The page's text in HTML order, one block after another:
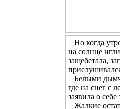
Но когда
на солнце
защебетала,
Белыми
где на снег с
заявила о
Жалкие